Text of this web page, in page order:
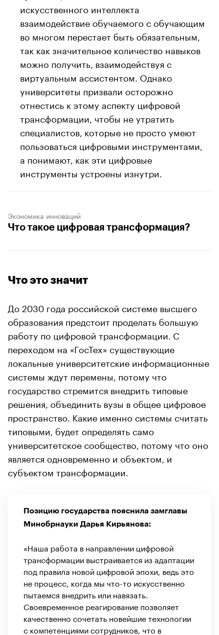
искусственного интеллекта
взаимодействие обучаемого с обучающим
во многом перестает быть обязательным,
так как значительное количество навыков
можно получить, взаимодействуя с
виртуальным ассистентом. Однако
университеты призвали осторожно
отнестись к этому аспекту цифровой
трансформации, чтобы не утратить
специалистов, которые не просто умеют
пользоваться цифровыми инструментами,
а понимают, как эти цифровые
инструменты устроены изнутри.
Экономика инноваций
Что такое цифровая трансформация?
Что это значит
До 2030 года российской системе высшего
образования предстоит проделать большую
работу по цифровой трансформации. С
переходом на «ГосТех» существующие
локальные университетские информационные
системы ждут перемены, потому что
государство стремится внедрить типовые
решения, объединить вузы в общее цифровое
пространство. Какие именно системы считать
типовыми, будет определять само
университетское сообщество, потому что оно
является одновременно и объектом, и
субъектом трансформации.
Позицию государства пояснила замглавы
Минобрнауки Дарья Кирьянова:
«Наша работа в направлении цифровой
трансформации выстраивается из адаптации
под правила новой цифровой эпохи, ведь это
не процесс, когда мы что-то искусственно
пытаемся внедрить или навязать.
Своевременное реагирование позволяет
качественно сочетать новейшие технологии
с компетенциями сотрудников, что в